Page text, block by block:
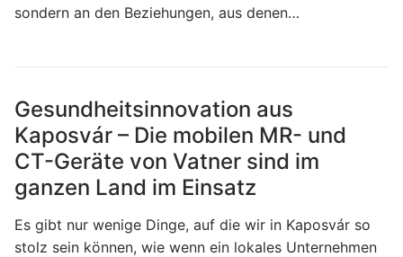
sondern an den Beziehungen, aus denen…
Gesundheitsinnovation aus
Kaposvár – Die mobilen MR- und
CT-Geräte von Vatner sind im
ganzen Land im Einsatz
Es gibt nur wenige Dinge, auf die wir in Kaposvár so
stolz sein können, wie wenn ein lokales Unternehmen